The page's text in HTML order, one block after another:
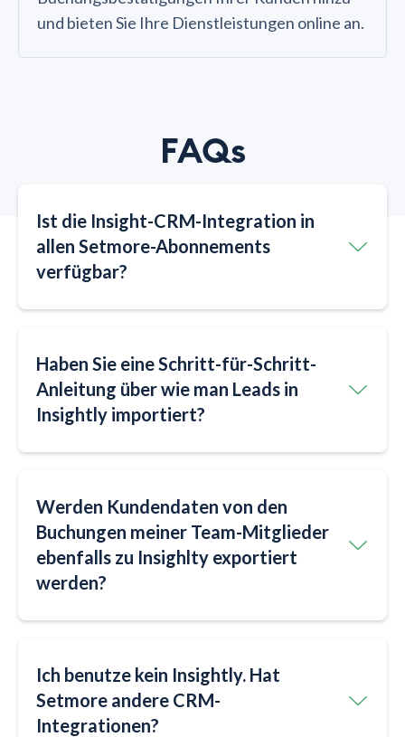
und bieten Sie Ihre Dienstleistungen online an.
FAQs
Ist die Insight-CRM-Integration in
allen Setmore-Abonnements
verfügbar?
Haben Sie eine Schritt-für-Schritt-
Anleitung über wie man Leads in
Insightly importiert?
Werden Kundendaten von den
Buchungen meiner Team-Mitglieder
ebenfalls zu Insighlty exportiert
werden?
Ich benutze kein Insightly. Hat
Setmore andere CRM-
Integrationen?